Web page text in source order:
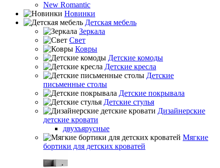
New Romantic
Новинки
Детская мебель
Зеркала
Свет
Ковры
Детские комоды
Детские кресла
Детские
письменные столы
Детские покрывала
Детские стулья
Дизайнерские
детские кровати
двухъярусные
Мягкие
бортики для детских кроватей